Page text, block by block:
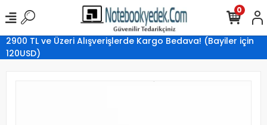
2900 TL ve Üzeri Alışverişlerde Kargo Bedava! (Bayiler için
120USD)
0